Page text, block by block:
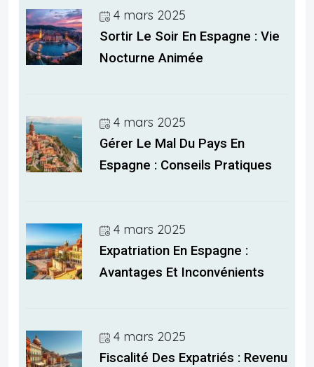
4 mars 2025
Sortir Le Soir En Espagne : Vie
Nocturne Animée
4 mars 2025
Gérer Le Mal Du Pays En
Espagne : Conseils Pratiques
4 mars 2025
Expatriation En Espagne :
Avantages Et Inconvénients
4 mars 2025
Fiscalité Des Expatriés : Revenu